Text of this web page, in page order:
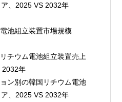
、2025 VS 2032年
2032年
、2025 VS 2032年